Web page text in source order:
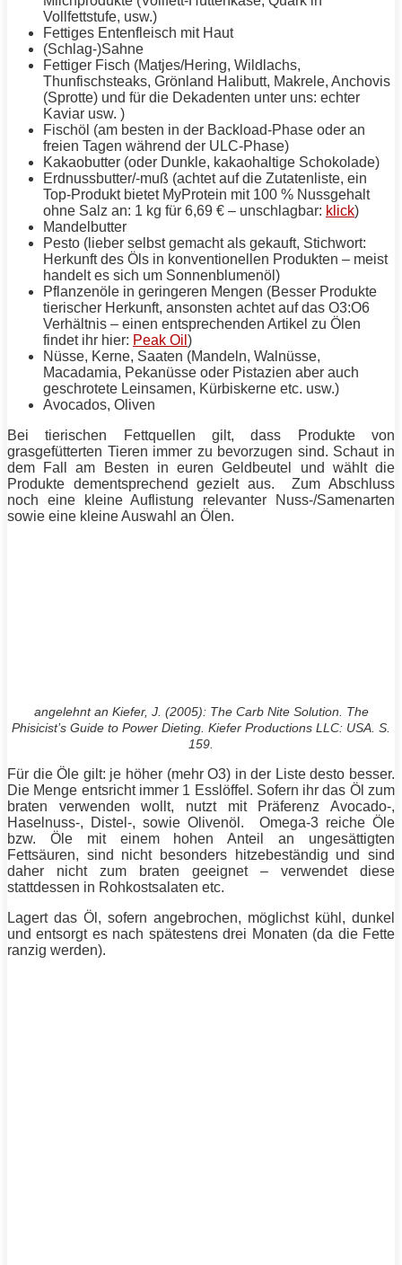
Vollfettstufe, usw.)
Fettiges Entenfleisch mit Haut
(Schlag-)Sahne
Fettiger Fisch (Matjes/Hering, Wildlachs,
Thunfischsteaks, Grönland Halibutt, Makrele, Anchovis
(Sprotte) und für die Dekadenten unter uns: echter
Kaviar usw. )
Fischöl (am besten in der Backload-Phase oder an
freien Tagen während der ULC-Phase)
Kakaobutter (oder Dunkle, kakaohaltige Schokolade)
Erdnussbutter/-muß (achtet auf die Zutatenliste, ein
Top-Produkt bietet MyProtein mit 100 % Nussgehalt
ohne Salz an: 1 kg für 6,69 € – unschlagbar: klick)
Mandelbutter
Pesto (lieber selbst gemacht als gekauft, Stichwort:
Herkunft des Öls in konventionellen Produkten – meist
handelt es sich um Sonnenblumenöl)
Pflanzenöle in geringeren Mengen (Besser Produkte
tierischer Herkunft, ansonsten achtet auf das O3:O6
Verhältnis – einen entsprechenden Artikel zu Ölen
findet ihr hier: Peak Oil )
Nüsse, Kerne, Saaten (Mandeln, Walnüsse,
Macadamia, Pekanüsse oder Pistazien aber auch
geschrotete Leinsamen, Kürbiskerne etc. usw.)
Avocados, Oliven
Bei tierischen Fettquellen gilt, dass Produkte von
grasgefütterten Tieren immer zu bevorzugen sind. Schaut in
dem Fall am Besten in euren Geldbeutel und wählt die
Produkte dementsprechend gezielt aus. Zum Abschluss
noch eine kleine Auflistung relevanter Nuss-/Samenarten
sowie eine kleine Auswahl an Ölen.
angelehnt an Kiefer, J. (2005): The Carb Nite Solution. The
Phisicist’s Guide to Power Dieting. Kiefer Productions LLC: USA. S.
159.
Für die Öle gilt: je höher (mehr O3) in der Liste desto besser.
Die Menge entsricht immer 1 Esslöffel. Sofern ihr das Öl zum
braten verwenden wollt, nutzt mit Präferenz Avocado-,
Haselnuss-, Distel-, sowie Olivenöl. Omega-3 reiche Öle
bzw. Öle mit einem hohen Anteil an ungesättigten
Fettsäuren, sind nicht besonders hitzebeständig und sind
daher nicht zum braten geeignet – verwendet diese
stattdessen in Rohkostsalaten etc.
Lagert das Öl, sofern angebrochen, möglichst kühl, dunkel
und entsorgt es nach spätestens drei Monaten (da die Fette
ranzig werden).